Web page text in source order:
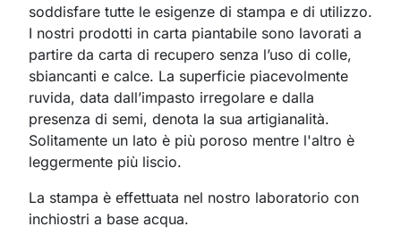
soddisfare tutte le esigenze di stampa e di utilizzo.
I nostri prodotti in carta piantabile sono lavorati a
partire da carta di recupero senza l’uso di colle,
sbiancanti e calce. La superficie piacevolmente
ruvida, data dall’impasto irregolare e dalla
presenza di semi, denota la sua artigianalità.
Solitamente un lato è più poroso mentre l'altro è
leggermente più liscio.
La stampa è effettuata nel nostro laboratorio con
inchiostri a base acqua.